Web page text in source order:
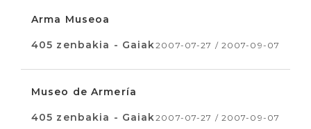
Arma Museoa
405 zenbakia - Gaiak2007-07-27 / 2007-09-07
Museo de Armería
405 zenbakia - Gaiak2007-07-27 / 2007-09-07